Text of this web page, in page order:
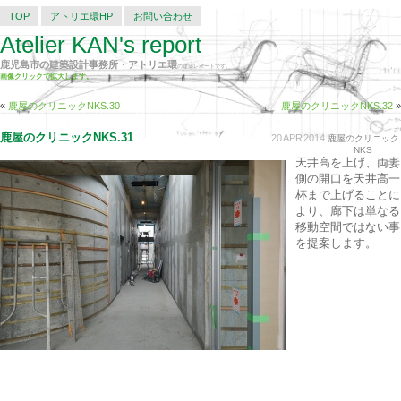
TOP アトリエ環HP お問い合わせ
Atelier KAN's report
鹿児島市の建築設計事務所・アトリエ環の建築レポートです。
画像クリックで拡大します。
« 鹿屋のクリニックNKS.30 鹿屋のクリニックNKS.32 »
20APR2014 鹿屋のクリニック
NKS
鹿屋のクリニックNKS.31
天井高を上げ、両妻
側の開口を天井高一
杯まで上げることに
より、廊下は単なる
移動空間ではない事
を提案します。